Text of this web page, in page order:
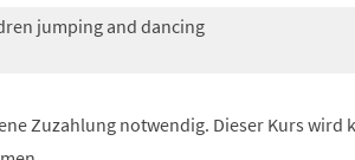
jumping and dancing
Zuzahlung notwendig. Dieser Kurs wird